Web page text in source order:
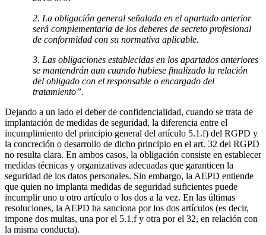
2. La obligación general señalada en el apartado anterior
será complementaria de los deberes de secreto profesional
de conformidad con su normativa aplicable.
3. Las obligaciones establecidas en los apartados anteriores
se mantendrán aun cuando hubiese finalizado la relación
del obligado con el responsable o encargado del
tratamiento”.
Dejando a un lado el deber de confidencialidad, cuando se trata de
implantación de medidas de seguridad, la diferencia entre el
incumplimiento del principio general del artículo 5.1.f) del RGPD y
la concreción o desarrollo de dicho principio en el art. 32 del RGPD
no resulta clara. En ambos casos, la obligación consiste en establecer
medidas técnicas y organizativas adecuadas que garanticen la
seguridad de los datos personales. Sin embargo, la AEPD entiende
que quien no implanta medidas de seguridad suficientes puede
incumplir uno u otro artículo o los dos a la vez. En las últimas
resoluciones, la AEPD ha sanciona por los dos artículos (es decir,
impone dos multas, una por el 5.1.f y otra por el 32, en relación con
la misma conducta).